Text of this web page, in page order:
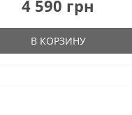
4 590 грн
В КОРЗИНУ